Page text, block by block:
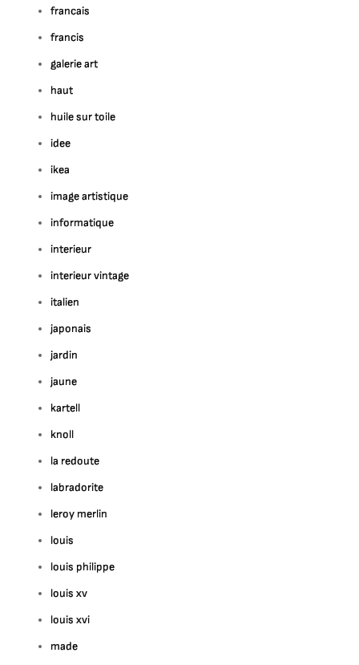
francais
francis
galerie art
haut
huile sur toile
idee
ikea
image artistique
informatique
interieur
interieur vintage
italien
japonais
jardin
jaune
kartell
knoll
la redoute
labradorite
leroy merlin
louis
louis philippe
louis xv
louis xvi
made